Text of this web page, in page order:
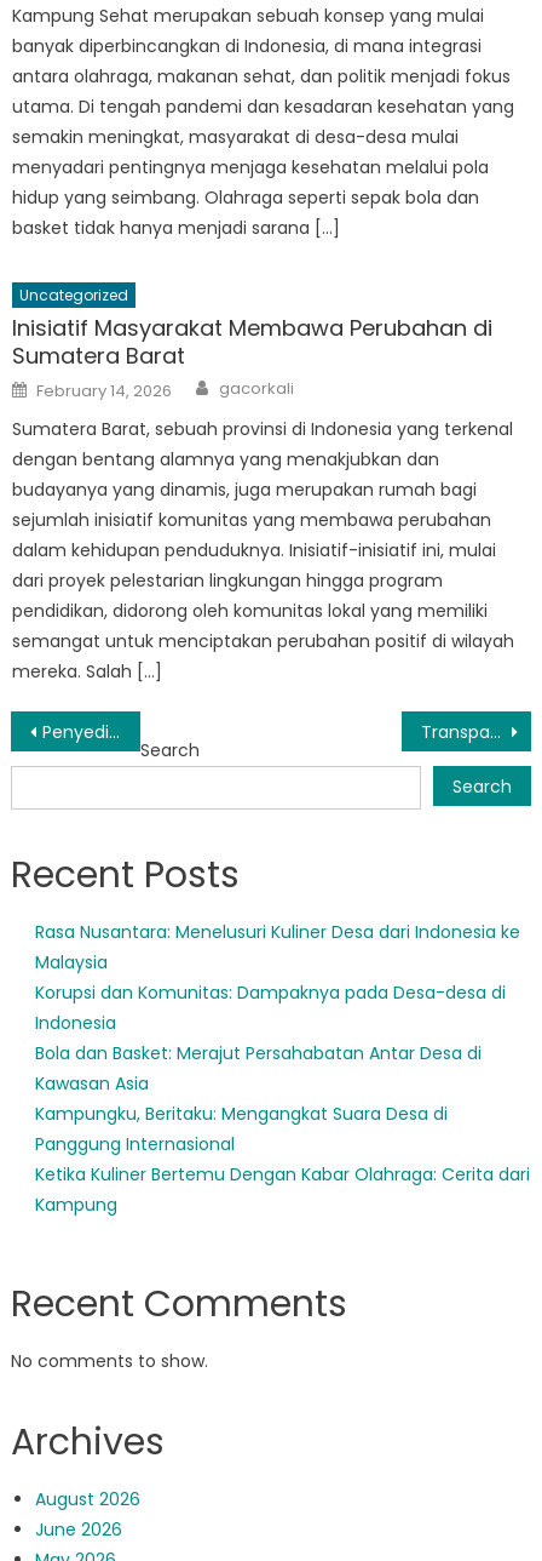
Kampung Sehat merupakan sebuah konsep yang mulai
banyak diperbincangkan di Indonesia, di mana integrasi
antara olahraga, makanan sehat, dan politik menjadi fokus
utama. Di tengah pandemi dan kesadaran kesehatan yang
semakin meningkat, masyarakat di desa-desa mulai
menyadari pentingnya menjaga kesehatan melalui pola
hidup yang seimbang. Olahraga seperti sepak bola dan
basket tidak hanya menjadi sarana […]
Uncategorized
Inisiatif Masyarakat Membawa Perubahan di
Sumatera Barat
Posted
on
February 14, 2026 Author
gacorkali
Sumatera Barat, sebuah provinsi di Indonesia yang terkenal
dengan bentang alamnya yang menakjubkan dan
budayanya yang dinamis, juga merupakan rumah bagi
sejumlah inisiatif komunitas yang membawa perubahan
dalam kehidupan penduduknya. Inisiatif-inisiatif ini, mulai
dari proyek pelestarian lingkungan hingga program
pendidikan, didorong oleh komunitas lokal yang memiliki
semangat untuk menciptakan perubahan positif di wilayah
mereka. Salah […]
Post
navigation
Penyediaan Jaring Pengaman: Peran Penting Pelayanan Sosial di Sumbar Transparency Issues Plague Bansos Sumbar Distribution
Search
Search
Recent Posts
Rasa Nusantara: Menelusuri Kuliner Desa dari Indonesia ke
Malaysia
Korupsi dan Komunitas: Dampaknya pada Desa-desa di
Indonesia
Bola dan Basket: Merajut Persahabatan Antar Desa di
Kawasan Asia
Kampungku, Beritaku: Mengangkat Suara Desa di
Panggung Internasional
Ketika Kuliner Bertemu Dengan Kabar Olahraga: Cerita dari
Kampung
Recent Comments
No comments to show.
Archives
August 2026
June 2026